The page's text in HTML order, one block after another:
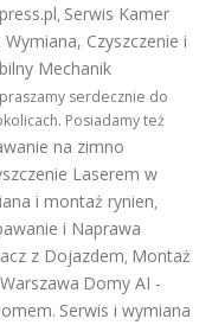
, Serwis Kamer
Czyszczenie i
Mechanik
serdecznie do
Posiadamy też
na zimno
Laserem w
i montaż rynien,
i Naprawa
z Dojazdem, Montaż
Domy AI -
. Serwis i wymiana